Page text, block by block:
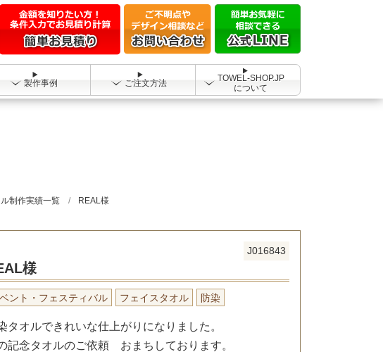
製作事例 ご注文方法
TOWEL-SHOP.JP
について
制作実績一覧 REAL様
J016843
様
ント・フェスティバル フェイスタオル 防染
タオルできれいな仕上がりになりました。
記念タオルのご依頼 おまちしております。